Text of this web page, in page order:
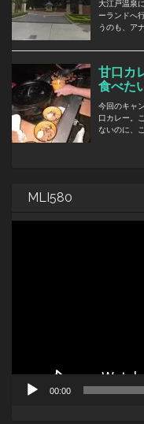
MLI580
00:00